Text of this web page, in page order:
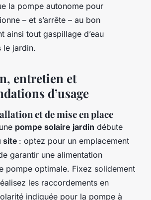
la pompe autonome pour
– et s’arrête – au bon
ainsi tout gaspillage d’eau
le jardin.
entretien et
d’usage
et de mise en place
pompe solaire jardin débute
site : optez pour un emplacement
garantir une alimentation
pompe optimale. Fixez solidement
les raccordements en
indiquée pour la pompe à